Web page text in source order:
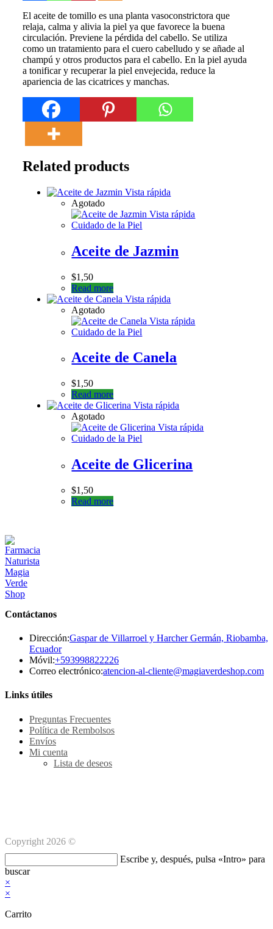
El aceite de tomillo es una planta vasoconstrictora que
relaja, calma y alivia la piel ya que favorece la buena
circulación. Previene la pérdida del cabello. Se utiliza
como un tratamiento para el cuero cabelludo y se añade al
champú y otros productos para el cabello. En la piel ayuda
a tonificar y recuperar la piel envejecida, reduce la
apariencia de las cicatrices y manchas.
Related products
Vista rápida
Agotado
Vista rápida
Cuidado de la Piel
Aceite de Jazmin
$1,50
Read more
Vista rápida
Agotado
Vista rápida
Cuidado de la Piel
Aceite de Canela
$1,50
Read more
Vista rápida
Agotado
Vista rápida
Cuidado de la Piel
Aceite de Glicerina
$1,50
Read more
Contáctanos
Dirección:Gaspar de Villarroel y Harcher Germán, Riobamba,
Ecuador
Móvil:+593998822226Se
abre
Correo electrónico:atencion-al-cliente@magiaverdeshop.comSe
Links útiles
Preguntas Frecuentes
Política de Rembolsos
Envíos
Mi cuenta
Lista de deseos
Copyright 2026 ©
en
esta
web
Escribe y, después, pulsa «Intro» para
buscar
×
×
Carrito